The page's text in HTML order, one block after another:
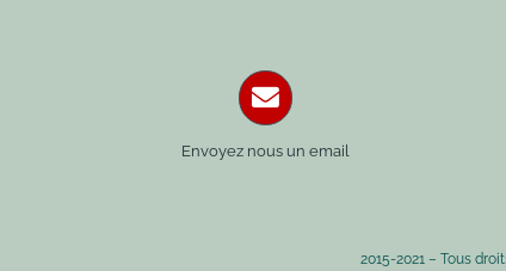
Envoyez nous un email
2015-2021 – Tous